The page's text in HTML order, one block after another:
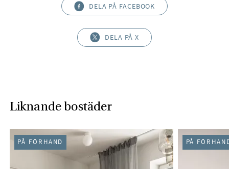
DELA PÅ FACEBOOK
DELA PÅ X
Liknande bostäder
PÅ FÖRHAND PÅ